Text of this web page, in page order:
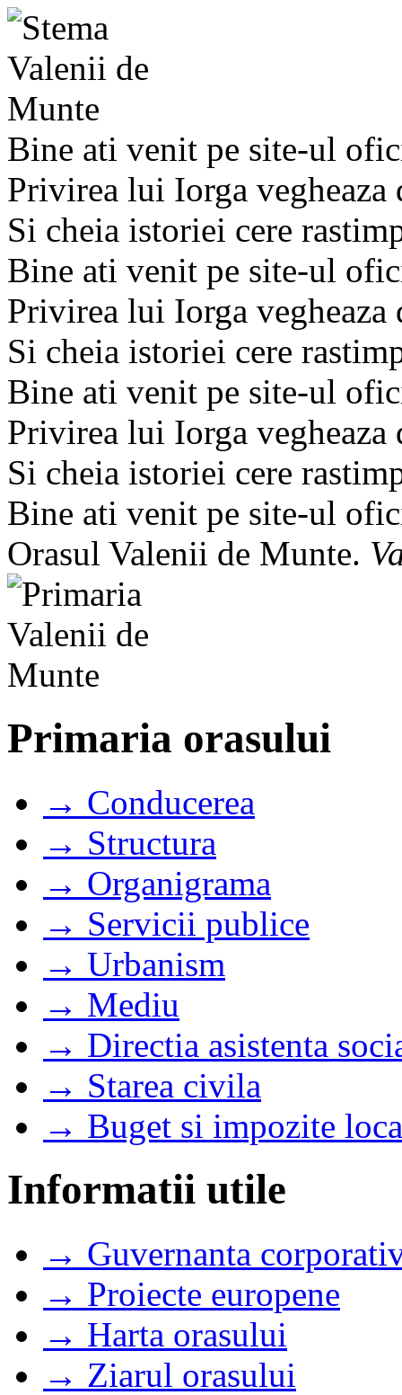
Bine ati venit pe site-ul
Privirea lui Iorga
Si cheia istoriei cere
Bine ati venit pe site-ul
Privirea lui Iorga
Si cheia istoriei cere
Bine ati venit pe site-ul
Privirea lui Iorga
Si cheia istoriei cere
Bine ati venit pe site-ul
Orasul Valenii de Munte.
Primaria orasului
→ Conducerea
→ Structura
→ Organigrama
→ Servicii publice
→ Urbanism
→ Mediu
→ Directia asistenta
→ Starea civila
→ Buget si impozite
Informatii utile
→ Guvernanta
→ Proiecte europene
→ Harta orasului
→ Ziarul orasului